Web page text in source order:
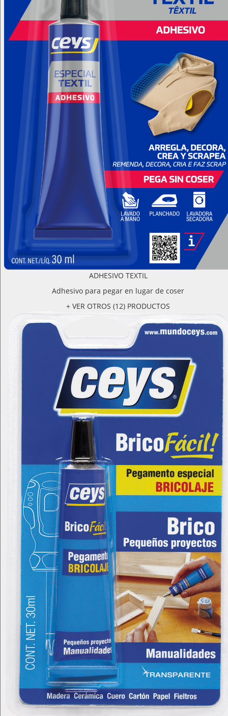
ADHESIVO TEXTIL
Adhesivo para pegar en lugar de coser
+ VER OTROS (12) PRODUCTOS